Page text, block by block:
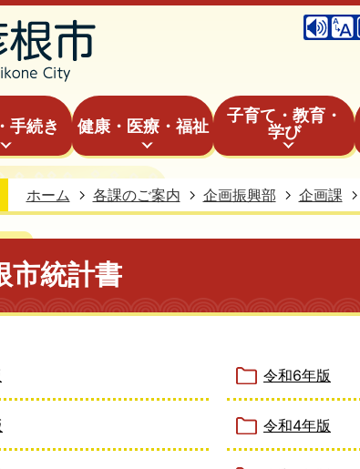
手続き 健康・医療・福祉
子育て・教育・
学び
ホーム 各課のご案内 企画振興部 企画課
市統計書
令和6年版
令和4年版